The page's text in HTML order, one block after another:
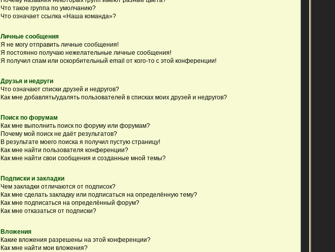
Что такое группа по умолчанию?
Что означает ссылка «Наша команда»?
Личные сообщения
Я не могу отправить личные сообщения!
Я постоянно получаю нежелательные личные сообщения!
Я получил спам или оскорбительный email от кого-то с этой конференции!
Друзья и недруги
Что означают списки друзей и недругов?
Как мне добавлять/удалять пользователей в списках моих друзей и недругов?
Поиск по форумам
Как мне выполнить поиск по форуму или форумам?
Почему мой поиск не даёт результатов?
В результате моего поиска я получил пустую страницу!
Как мне найти пользователя конференции?
Как мне найти свои сообщения и созданные мной темы?
Подписки и закладки
Чем закладки отличаются от подписок?
Как мне сделать закладку или подписаться на определённую тему?
Как мне подписаться на определённый форум?
Как мне отказаться от подписки?
Вложения
Какие вложения разрешены на этой конференции?
Как мне найти мои вложения?